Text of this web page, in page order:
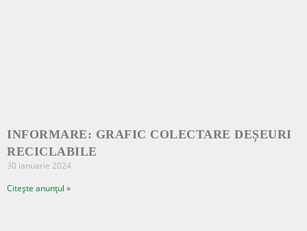
INFORMARE: GRAFIC COLECTARE DEȘEURI
RECICLABILE
30 ianuarie 2024
Citește anunțul »